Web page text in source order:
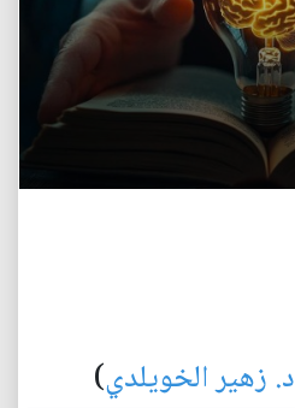
د. زهير الخويلدي)